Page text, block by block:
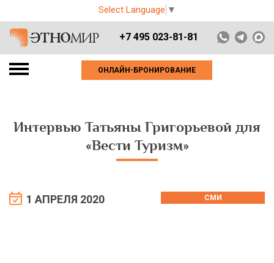
Select Language ▼
+7 495 023-81-81
ОНЛАЙН-БРОНИРОВАНИЕ
Интервью Татьяны Григорьевой для
«Вести Туризм»
1 АПРЕЛЯ 2020 СМИ